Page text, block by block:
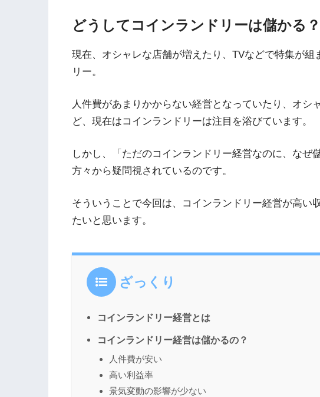
どうしてコインランドリーは儲かる？
現在、オシャレな店舗が増えたり、TVなどで特集が
リー。
人件費があまりかからない経営となっていたり、オシ
ど、現在はコインランドリーは注目を浴びています。
しかし、「ただのコインランドリー経営なのに、なぜ
方々から疑問視されているのです。
そういうことで今回は、コインランドリー経営が高い
たいと思います。
ざっくり
コインランドリー経営とは
コインランドリー経営は儲かるの？
人件費が安い
高い利益率
景気変動の影響が少ない